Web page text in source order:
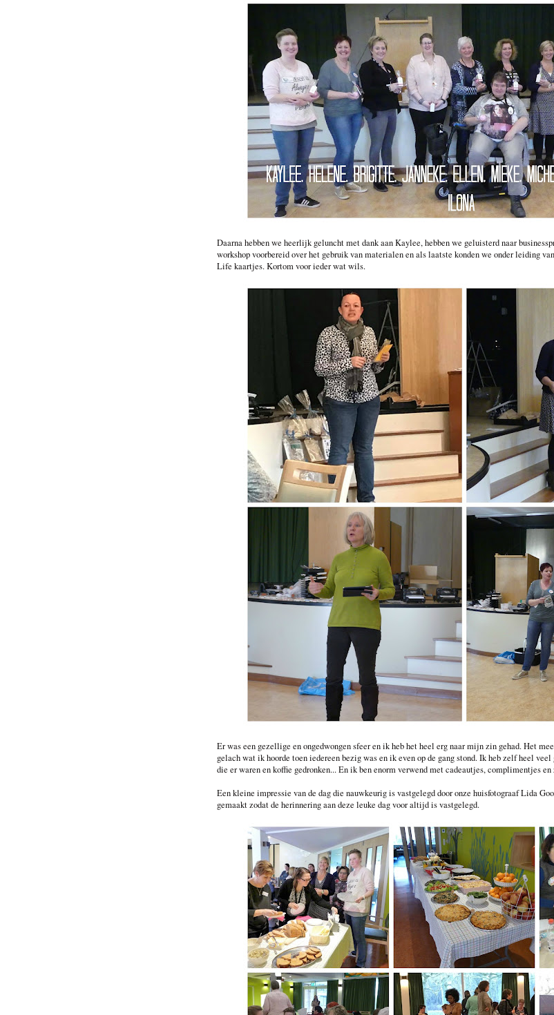
Daarna hebben we heerlijk geluncht met dank aan Kaylee, hebben we geluisterd naar
workshop voorbereid over het gebruik van materialen en als laatste konden we onder leiding
Life kaartjes. Kortom voor ieder wat wils.
Er was een gezellige en ongedwongen sfeer en ik heb het heel erg naar mijn zin gehad. Het
gelach wat ik hoorde toen iedereen bezig was en ik even op de gang stond. Ik heb zelf heel
die er waren en koffie gedronken... En ik ben enorm verwend met cadeautjes, complimentjes
Een kleine impressie van de dag die nauwkeurig is vastgelegd door onze huisfotograaf Lida
gemaakt zodat de herinnering aan deze leuke dag voor altijd is vastgelegd.